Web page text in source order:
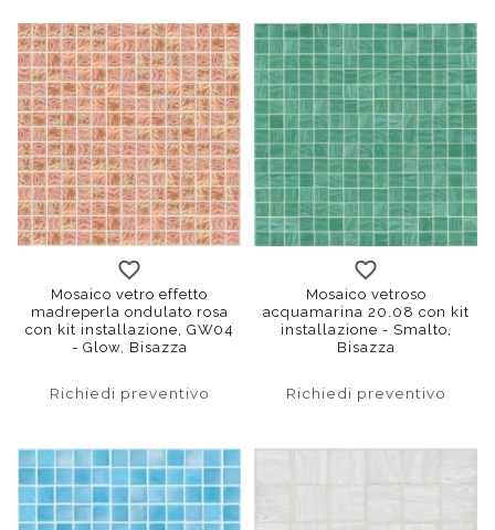
Mosaico vetro effetto
madreperla ondulato rosa
con kit installazione, GW04
- Glow, Bisazza
Richiedi preventivo
Mosaico vetroso
acquamarina 20.08 con kit
installazione - Smalto,
Bisazza
Richiedi preventivo